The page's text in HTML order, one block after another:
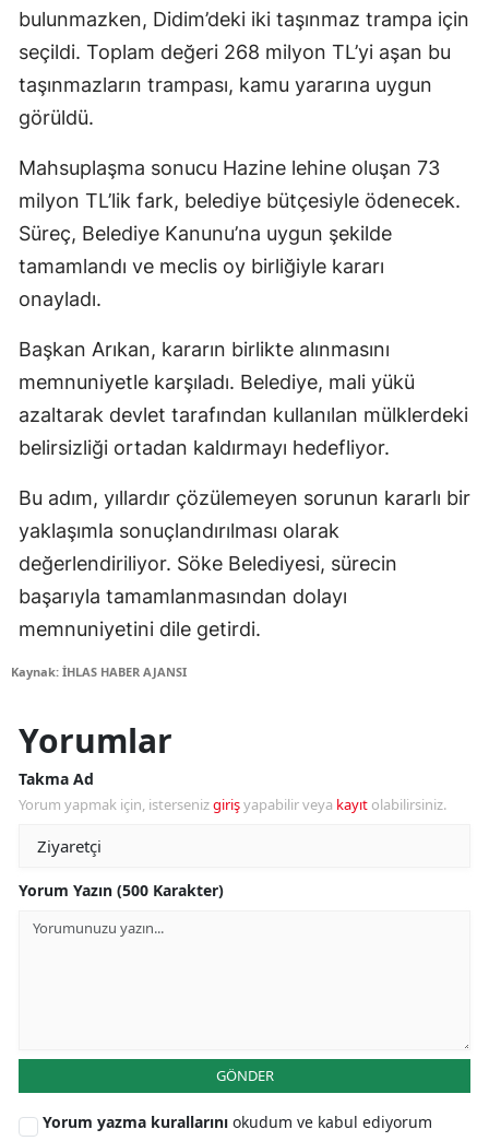
bulunmazken, Didim’deki iki taşınmaz trampa için
seçildi. Toplam değeri 268 milyon TL’yi aşan bu
taşınmazların trampası, kamu yararına uygun
görüldü.
Mahsuplaşma sonucu Hazine lehine oluşan 73
milyon TL’lik fark, belediye bütçesiyle ödenecek.
Süreç, Belediye Kanunu’na uygun şekilde
tamamlandı ve meclis oy birliğiyle kararı
onayladı.
Başkan Arıkan, kararın birlikte alınmasını
memnuniyetle karşıladı. Belediye, mali yükü
azaltarak devlet tarafından kullanılan mülklerdeki
belirsizliği ortadan kaldırmayı hedefliyor.
Bu adım, yıllardır çözülemeyen sorunun kararlı bir
yaklaşımla sonuçlandırılması olarak
değerlendiriliyor. Söke Belediyesi, sürecin
başarıyla tamamlanmasından dolayı
memnuniyetini dile getirdi.
Kaynak: İHLAS HABER AJANSI
Yorumlar
Takma Ad
Yorum yapmak için, istersenizgirişyapabilir veya kayıt olabilirsiniz.
Yorum Yazın (500 Karakter)
GÖNDER
Yorum yazma kurallarını okudum ve kabul ediyorum